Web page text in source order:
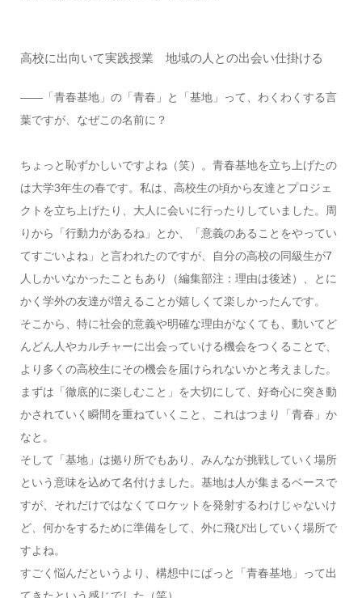
高校に出向いて実践授業 地域の人との出会い仕掛ける
――「青春基地」の「青春」と「基地」って、わくわくする言
葉ですが、なぜこの名前に？
ちょっと恥ずかしいですよね（笑）。青春基地を立ち上げたの
は大学3年生の春です。私は、高校生の頃から友達とプロジェ
クトを立ち上げたり、大人に会いに行ったりしていました。周
りから「行動力があるね」とか、「意義のあることをやってい
てすごいよね」と言われたのですが、自分の高校の同級生が7
人しかいなかったこともあり（編集部注：理由は後述）、とに
かく学外の友達が増えることが嬉しくて楽しかったんです。
そこから、特に社会的意義や明確な理由がなくても、動いてど
んどん人やカルチャーに出会っていける機会をつくることで、
より多くの高校生にその機会を届けられないかと考えました。
まずは「徹底的に楽しむこと」を大切にして、好奇心に突き動
かされていく瞬間を重ねていくこと、これはつまり「青春」か
なと。
そして「基地」は拠り所でもあり、みんなが挑戦していく場所
という意味を込めて名付けました。基地は人が集まるベースで
すが、それだけではなくてロケットを発射するわけじゃないけ
ど、何かをするために準備をして、外に飛び出していく場所で
すよね。
すごく悩んだというより、構想中にぱっと「青春基地」って出